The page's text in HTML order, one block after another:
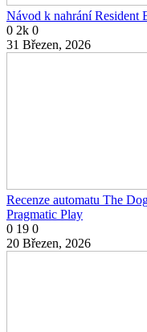
Návod k nahrání Resident
0 2k 0
31 Březen, 2026
Recenze automatu The
Pragmatic Play
0 19 0
20 Březen, 2026